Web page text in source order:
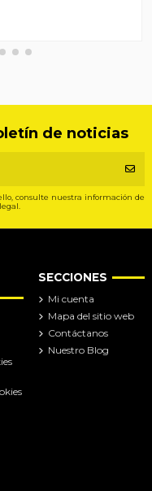
de noticias
consulte nuestra información de
SECCIONES
Mi cuenta
Mapa del sitio web
Contáctanos
Nuestro Blog